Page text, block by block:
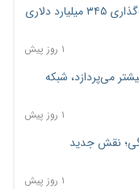
جنگ کریدورها وارد فاز جدید شد؛ سرمایه‌گذاری ۳۴۵ میلیارد دلاری
۱ روز پیش
می‌پردازد، شبکه
۱ روز پیش
نقش جدید
۱ روز پیش